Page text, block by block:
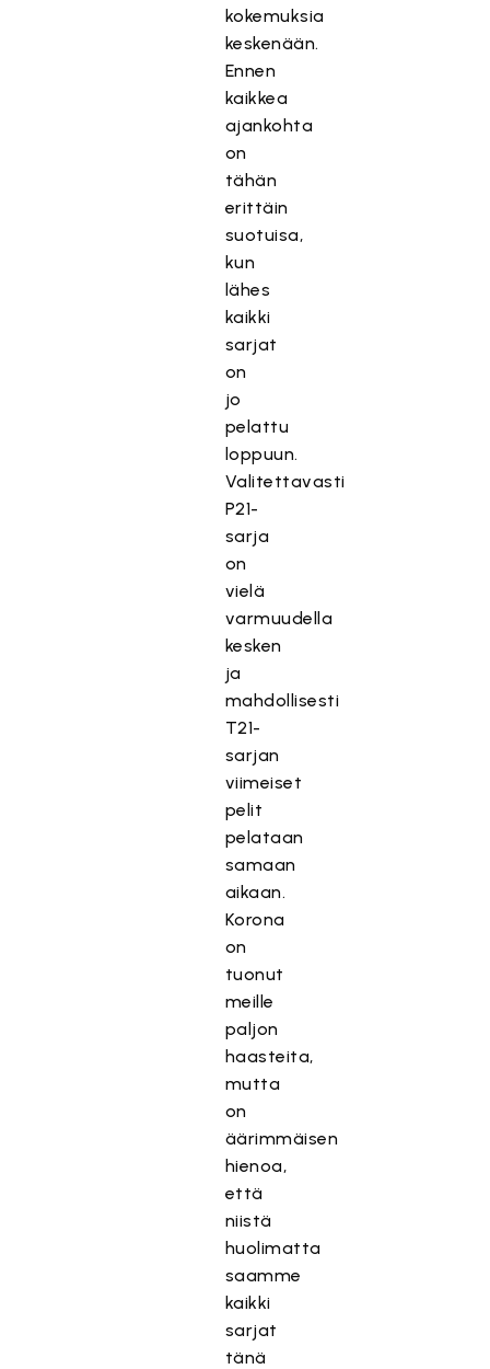
kokemuksia
keskenään.
Ennen
kaikkea
ajankohta
on
tähän
erittäin
suotuisa,
kun
lähes
kaikki
sarjat
on
jo
pelattu
loppuun.
Valitettavasti
P21-
sarja
on
vielä
varmuudella
kesken
ja
mahdollisesti
T21-
sarjan
viimeiset
pelit
pelataan
samaan
aikaan.
Korona
on
tuonut
meille
paljon
haasteita,
mutta
on
äärimmäisen
hienoa,
että
niistä
huolimatta
saamme
kaikki
sarjat
tänä